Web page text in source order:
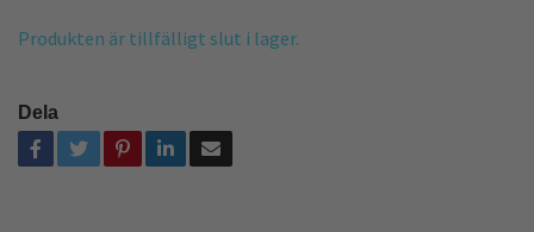
Produkten är tillfälligt slut i lager.
Dela